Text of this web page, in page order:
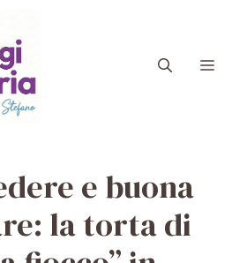
e buona
la torta di